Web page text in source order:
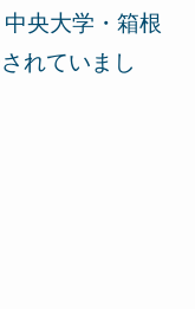
央大学・箱根
れていまし